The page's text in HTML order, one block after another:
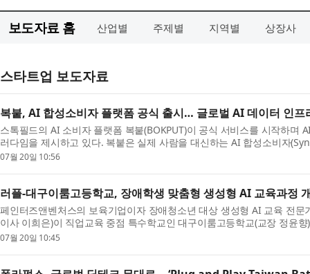
보도자료 홈 산업별 주제별 지역별 상장사
스타트업 보도자료
복붙, AI 합성소비자 플랫폼 공식 출시… 글로벌 AI 데이터 인프
스톡필드의 AI 소비자 플랫폼 복붙(BOKPUT)이 공식 서비스를 시작하며
러다임을 제시하고 있다. 복붙은 실제 사람을 대신하는 AI 합성소비자
생성해 기업의 제품 검증, 설문...
07월 20일 10:56
러플-대구이룸고등학교, 장애학생 맞춤형 생성형 AI 교육과정
페인터즈앤벤처스의 보육기업이자 장애청소년 대상 생성형 AI 교육 전문
이사 이희은)이 직업교육 중점 특수학교인 대구이룸고등학교(교장 정윤
량 강화 및 사회참여 확대를 ...
07월 20일 10:45